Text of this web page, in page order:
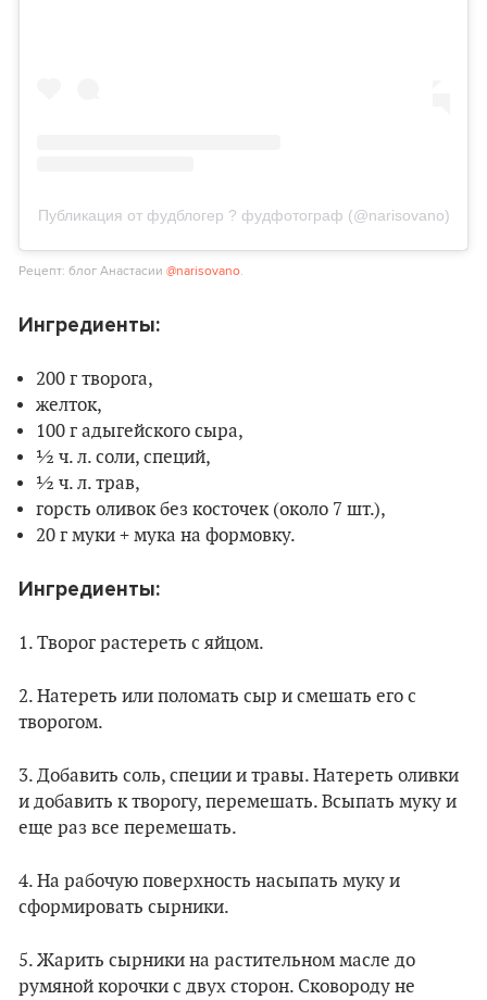
Публикация от фудблогер ? фудфотограф (@narisovano)
Рецепт: блог Анастасии @narisovano.
Ингредиенты:
200 г творога,
желток,
100 г адыгейского сыра,
½ ч. л. соли, специй,
½ ч. л. трав,
горсть оливок без косточек (около 7 шт.),
20 г муки + мука на формовку.
Ингредиенты:
1. Творог растереть с яйцом.
2. Натереть или поломать сыр и смешать его с
творогом.
3. Добавить соль, специи и травы. Натереть оливки
и добавить к творогу, перемешать. Всыпать муку и
еще раз все перемешать.
4. На рабочую поверхность насыпать муку и
сформировать сырники.
5. Жарить сырники на растительном масле до
румяной корочки с двух сторон. Сковороду не